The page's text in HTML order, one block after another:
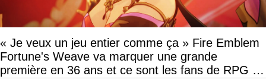
« Je veux un jeu entier comme ça » Fire Emblem
Fortune's Weave va marquer une grande
première en 36 ans et ce sont les fans de RPG en